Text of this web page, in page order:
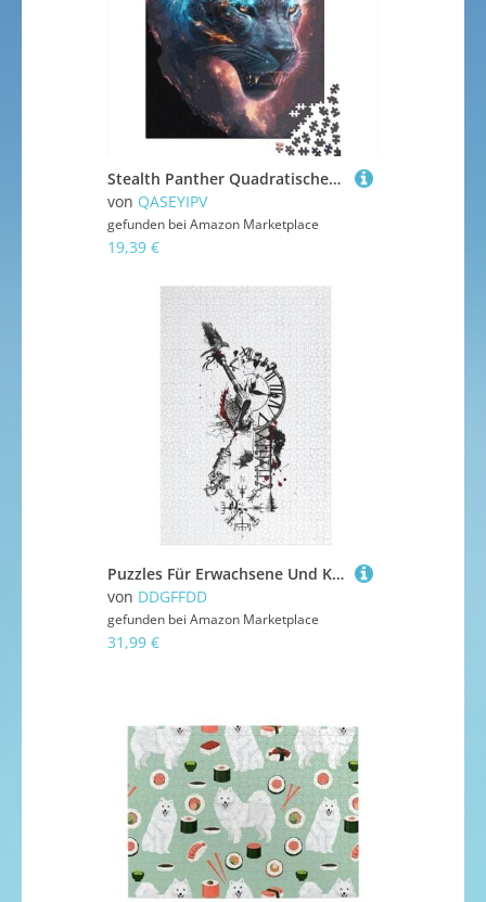
Stealth Panther Quadratisches Puzzle 1000 Teile für Erwachsene, Holzpuzzle für Familienunterhaltung, 1000 Teile (38 x 26 cm)
von QASEYIPV
gefunden bei Amazon Marketplace
19,39 €
Puzzles Für Erwachsene Und Kinder, Wikinger Myth -Puzzle, 1000 Teile, Kreative Holzpuzzles, Geschenke （78×53cm）
von DDGFFDD
gefunden bei Amazon Marketplace
31,99 €